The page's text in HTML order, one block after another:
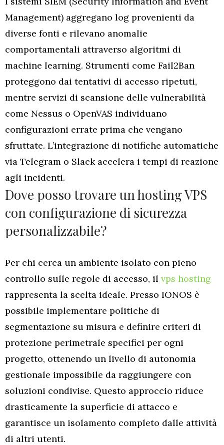
Management) aggregano log provenienti da
diverse fonti e rilevano anomalie
comportamentali attraverso algoritmi di
machine learning. Strumenti come Fail2Ban
proteggono dai tentativi di accesso ripetuti,
mentre servizi di scansione delle vulnerabilità
come Nessus o OpenVAS individuano
configurazioni errate prima che vengano
sfruttate. L’integrazione di notifiche automatiche
via Telegram o Slack accelera i tempi di reazione
agli incidenti.
Dove posso trovare un hosting VPS
con configurazione di sicurezza
personalizzabile?
Per chi cerca un ambiente isolato con pieno
controllo sulle regole di accesso, il vps hosting
rappresenta la scelta ideale. Presso IONOS è
possibile implementare politiche di
segmentazione su misura e definire criteri di
protezione perimetrale specifici per ogni
progetto, ottenendo un livello di autonomia
gestionale impossibile da raggiungere con
soluzioni condivise. Questo approccio riduce
drasticamente la superficie di attacco e
garantisce un isolamento completo dalle attività
di altri utenti.